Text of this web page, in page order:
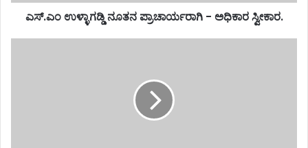
ಎಸ್.ಎಂ ಉಳ್ಳಾಗಡ್ಡಿ ನೂತನ ಪ್ರಾಚಾರ್ಯರಾಗಿ - ಅಧಿಕಾರ ಸ್ವೀಕಾರ.